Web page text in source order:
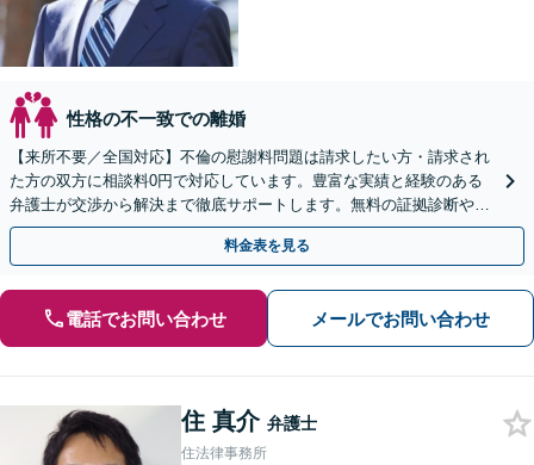
性格の不一致での離婚
【来所不要／全国対応】不倫の慰謝料問題は請求したい方・請求され
た方の双方に相談料0円で対応しています。豊富な実績と経験のある
弁護士が交渉から解決まで徹底サポートします。無料の証拠診断や着
手金の返還保証もありますので安心してご相談ください。
料金表を見る
電話でお問い合わせ メールでお問い合わせ
住 真介 弁護士
住法律事務所